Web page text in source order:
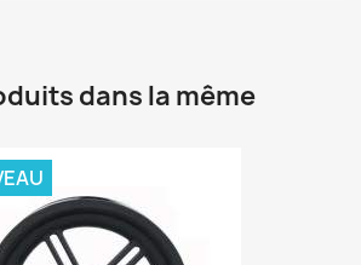
dans la même